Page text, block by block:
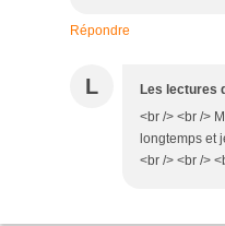
Répondre
L Les lectures
<br /> <br />
longtemps et
<br /> <br />